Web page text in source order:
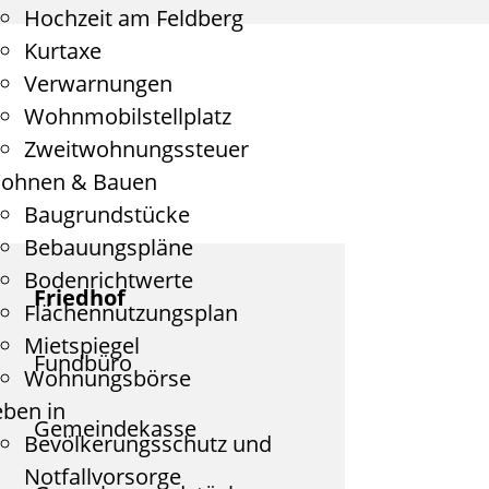
Hochzeit am Feldberg
Kurtaxe
Verwarnungen
Wohnmobilstellplatz
Zweitwohnungssteuer
& Bauen
Baugrundstücke
Bebauungspläne
Bodenrichtwerte
Flächennutzungsplan
Mietspiegel
Wohnungsbörse
in
Bevölkerungsschutz und
Notfallvorsorge
Friedhof
Fundbüro
Gemeindekasse